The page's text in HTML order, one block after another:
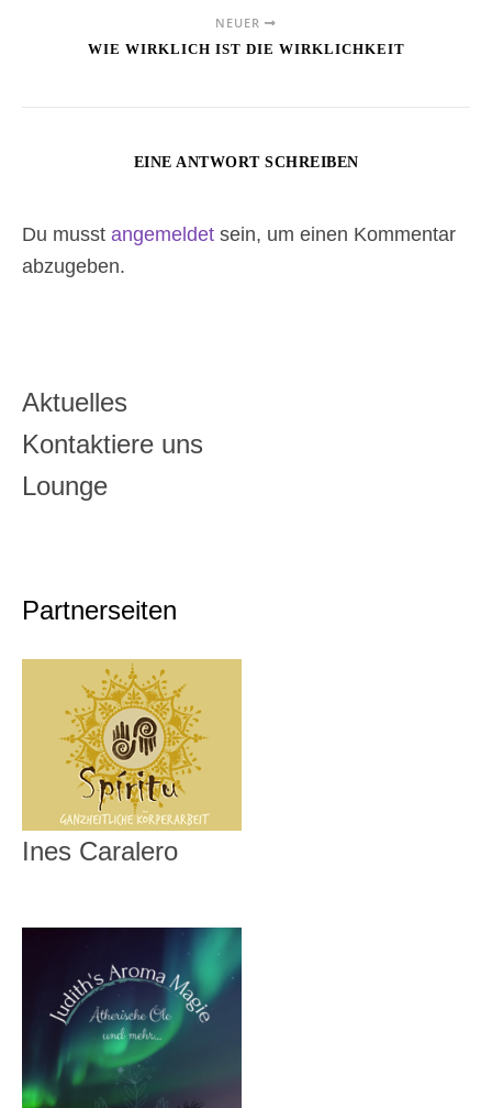
NEUER
WIE WIRKLICH IST DIE WIRKLICHKEIT
EINE ANTWORT SCHREIBEN
Du musst angemeldet sein, um einen Kommentar
abzugeben.
Aktuelles
Kontaktiere uns
Lounge
Partnerseiten
Ines Caralero